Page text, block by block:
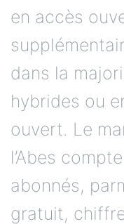
en accès
dans la
hybrides ou
ouvert. Le
l’Abes
abonnés,
gratuit,